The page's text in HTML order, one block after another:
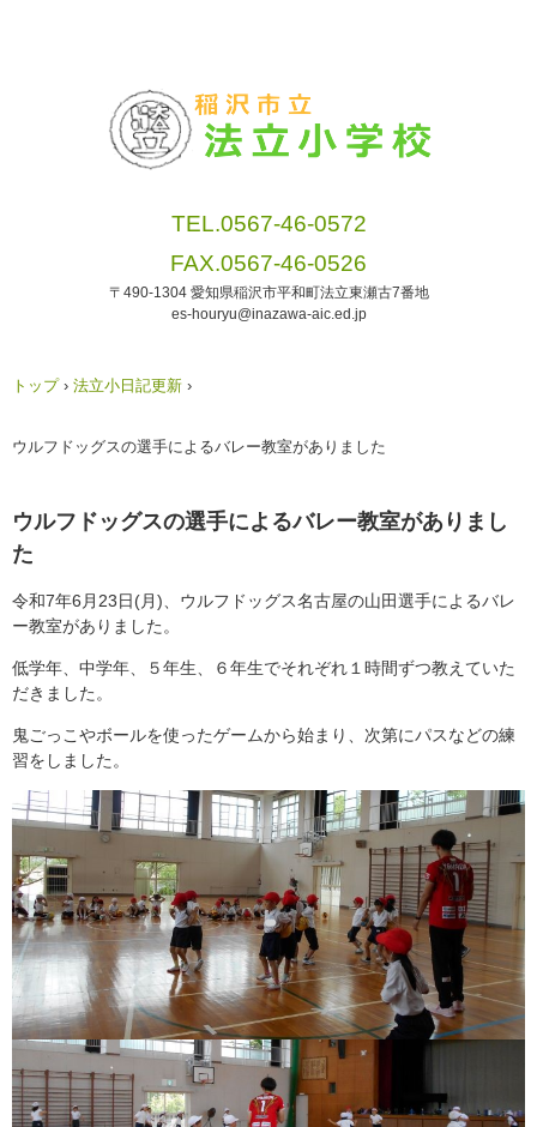
TEL.0567-46-0572
FAX.0567-46-0526
〒490-1304 愛知県稲沢市平和町法立東瀬古7番地
es-houryu@inazawa-aic.ed.jp
トップ › 法立小日記更新 ›
ウルフドッグスの選手によるバレー教室がありました
ウルフドッグスの選手によるバレー教室がありまし
た
令和7年6月23日(月)、ウルフドッグス名古屋の山田選手によるバレ
ー教室がありました。
低学年、中学年、５年生、６年生でそれぞれ１時間ずつ教えていた
だきました。
鬼ごっこやボールを使ったゲームから始まり、次第にパスなどの練
習をしました。